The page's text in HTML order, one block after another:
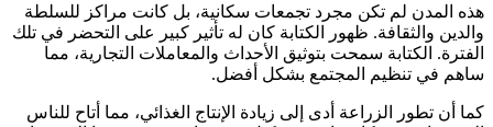
هذه المدن لم تكن مجرد تجمعات سكانية، بل كانت مراكز للسلطة
والدين والثقافة. ظهور الكتابة كان له تأثير كبير على التحضر في تلك
الفترة. الكتابة سمحت بتوثيق الأحداث والمعاملات التجارية، مما
ساهم في تنظيم المجتمع بشكل أفضل.
كما أن تطور الزراعة أدى إلى زيادة الإنتاج الغذائي، مما أتاح للناس